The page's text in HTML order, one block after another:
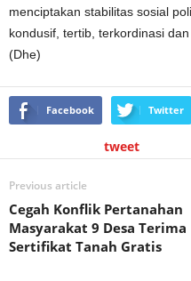
menciptakan stabilitas sosial
kondusif, tertib, terkordinasi
(Dhe)
Facebook Twitter
tweet
Previous article
Cegah Konflik Pertanahan
Masyarakat 9 Desa Terima
Sertifikat Tanah Gratis